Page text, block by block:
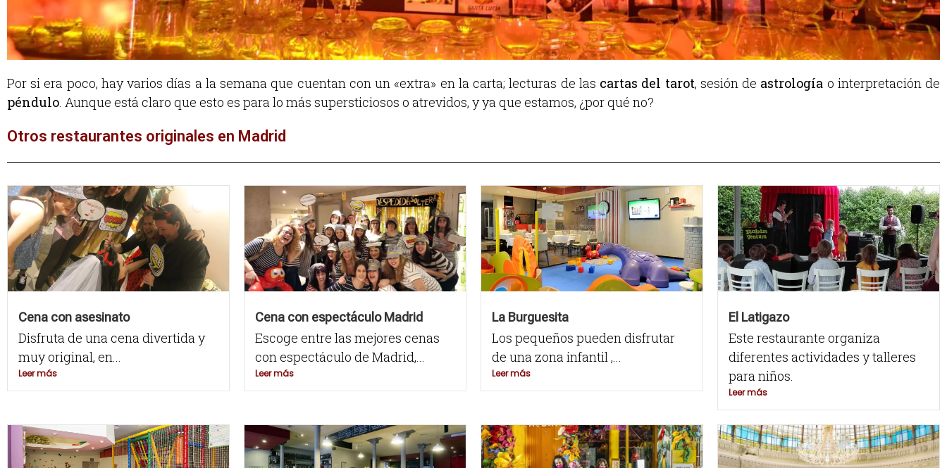
Por si era poco, hay varios días a la semana que cuentan con un «extra» en la carta; lecturas de las cartas del tarot, sesión de astrología o interpretación de
péndulo. Aunque está claro que esto es para lo más supersticiosos o atrevidos, y ya que estamos, ¿por qué no?
Otros restaurantes originales en Madrid
Cena con asesinato
Disfruta de una cena divertida y
muy original, en...
Leer más
Cena con espectáculo Madrid
Escoge entre las mejores cenas
con espectáculo de Madrid,...
Leer más
La Burguesita
Los pequeños pueden disfrutar
de una zona infantil ,...
Leer más
El Latigazo
Este restaurante organiza
diferentes actividades y talleres
para niños.
Leer más